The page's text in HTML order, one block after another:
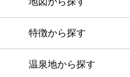
特徴から探す
温泉地から探す